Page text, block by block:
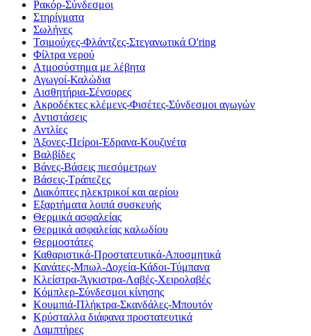
Ρακόρ-Σύνδεσμοι
Στηρίγματα
Σωλήνες
Τσιμούχες-Φλάντζες-Στεγανωτικά O'ring
Φίλτρα νερού
Ατμοσύστημα με λέβητα
Αγωγοί-Καλώδια
Αισθητήρια-Σένσορες
Ακροδέκτες κλέμενς-Φισέτες-Σύνδεσμοι αγωγών
Αντιστάσεις
Αντλίες
Άξονες-Πείροι-Έδρανα-Κουζινέτα
Βαλβίδες
Βάνες-Βάσεις πιεσόμετρων
Βάσεις-Τράπεζες
Διακόπτες ηλεκτρικοί και αερίου
Εξαρτήματα λοιπά συσκευής
Θερμικά ασφαλείας
Θερμικά ασφαλείας καλωδίου
Θερμοστάτες
Καθαριστικά-Προστατευτικά-Αποσμητικά
Κανάτες-Μπωλ-Δοχεία-Κάδοι-Τύμπανα
Κλείστρα-Άγκιστρα-Λαβές-Χειρολαβές
Κόμπλερ-Σύνδεσμοι κίνησης
Κουμπιά-Πλήκτρα-Σκανδάλες-Μπουτόν
Κρύσταλλα διάφανα προστατευτικά
Λαμπτήρες